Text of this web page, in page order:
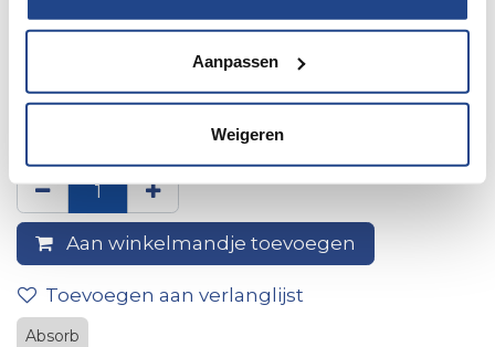
Aanpassen
Weigeren
Absorb mat z/b 45x65 cm
stone + ruiter
Aan winkelmandje toevoegen
Toevoegen aan verlanglijst
Absorb